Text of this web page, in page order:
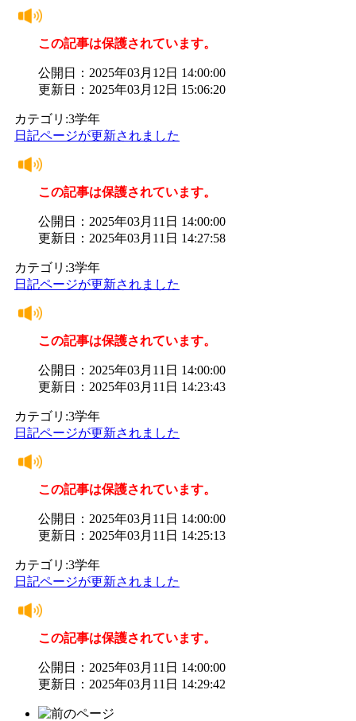
この記事は保護されています。
公開日：2025年03月12日 14:00:00
更新日：2025年03月12日 15:06:20
カテゴリ:3学年
日記ページが更新されました
この記事は保護されています。
公開日：2025年03月11日 14:00:00
更新日：2025年03月11日 14:27:58
カテゴリ:3学年
日記ページが更新されました
この記事は保護されています。
公開日：2025年03月11日 14:00:00
更新日：2025年03月11日 14:23:43
カテゴリ:3学年
日記ページが更新されました
この記事は保護されています。
公開日：2025年03月11日 14:00:00
更新日：2025年03月11日 14:25:13
カテゴリ:3学年
日記ページが更新されました
この記事は保護されています。
公開日：2025年03月11日 14:00:00
更新日：2025年03月11日 14:29:42